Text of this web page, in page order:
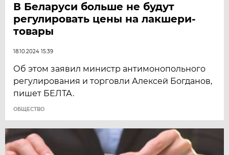
В Беларуси больше не будут
регулировать цены на лакшери-
товары
18.10.2024 15:39
Об этом заявил министр антимонопольного
регулирования и торговли Алексей Богданов,
пишет БЕЛТА.
ОБЩЕСТВО